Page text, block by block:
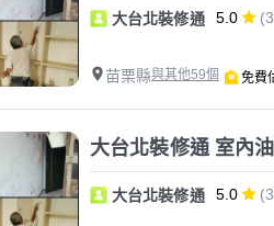
大台北裝修通 5.0
苗栗縣與其他59個 免費
大台北裝修通 室內
大台北裝修通 5.0